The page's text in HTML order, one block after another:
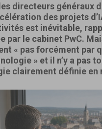
directeurs généraux
des projets
est inévitable,
par le cabinet PwC.
« pas forcément par
» et il n’y a pas
clairement définie en